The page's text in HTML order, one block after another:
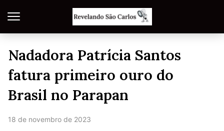
Nadadora Patrícia Santos
fatura primeiro ouro do
Brasil no Parapan
18 de novembro de 2023